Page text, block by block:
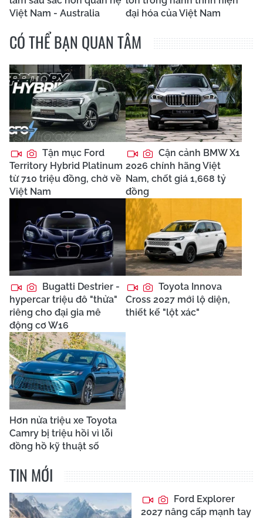
Việt Nam - Australia
đại hóa của Việt Nam
CÓ THỂ BẠN QUAN TÂM
Tận mục Ford
Territory Hybrid Platinum
từ 710 triệu đồng, chờ về
Việt Nam
Cận cảnh BMW X1
2026 chính hãng Việt
Nam, chốt giá 1,668 tỷ
đồng
Bugatti Destrier -
hypercar triệu đô "thửa"
riêng cho đại gia mê
động cơ W16
Toyota Innova
Cross 2027 mới lộ diện,
thiết kế "lột xác"
Hơn nửa triệu xe Toyota
Camry bị triệu hồi vì lỗi
đồng hồ kỹ thuật số
TIN MỚI
Ford Explorer
2027 nâng cấp mạnh tay